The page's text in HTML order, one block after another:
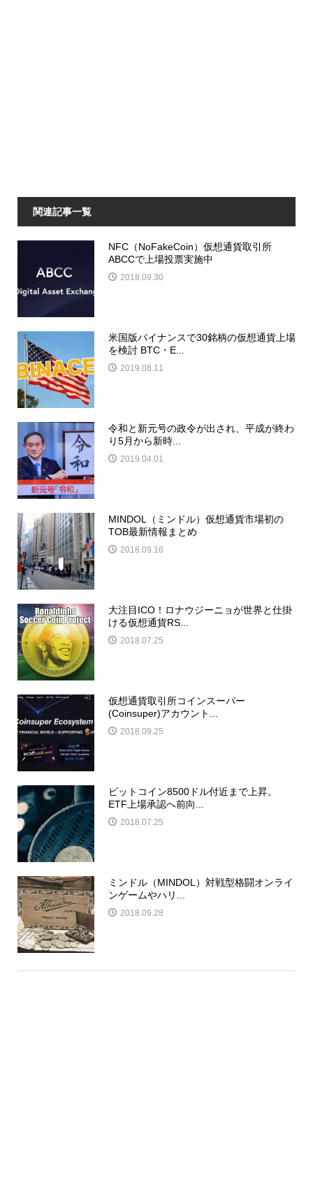
関連記事一覧
NFC（NoFakeCoin）仮想通貨取引所
ABCCで上場投票実施中
2018.09.30
米国版バイナンスで30銘柄の仮想通貨上場
を検討 BTC・E...
2019.08.11
令和と新元号の政令が出され、平成が終わ
り5月から新時...
2019.04.01
MINDOL（ミンドル）仮想通貨市場初の
TOB最新情報まとめ
2018.09.16
大注目ICO！ロナウジーニョが世界と仕掛
ける仮想通貨RS...
2018.07.25
仮想通貨取引所コインスーパー
(Coinsuper)アカウント...
2018.09.25
ビットコイン8500ドル付近まで上昇。
ETF上場承認へ前向...
2018.07.25
ミンドル（MINDOL）対戦型格闘オンライ
ンゲームやハリ...
2018.09.28